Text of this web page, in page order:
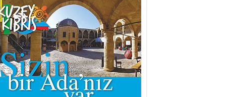
Arif Alasya
2015 SONRASI VE AKINCI.
Fatma Baysal
SURLAR İÇİ’NDE KOLAYDIR ÖLMEK
Ediz TUNCEL
Göz göre göre…